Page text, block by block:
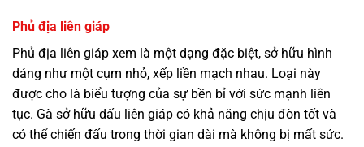
Phủ địa liên giáp
Phủ địa liên giáp xem là một dạng đặc biệt, sở hữu hình
dáng như một cụm nhỏ, xếp liền mạch nhau. Loại này
được cho là biểu tượng của sự bền bỉ với sức mạnh liên
tục. Gà sở hữu dấu liên giáp có khả năng chịu đòn tốt và
có thể chiến đấu trong thời gian dài mà không bị mất sức.